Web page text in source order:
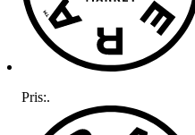
Pris:.